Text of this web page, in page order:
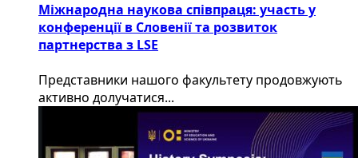
Міжнародна наукова співпраця: участь у
конференції в Словенії та розвиток
партнерства з LSE
​Представники нашого факультету продовжують
активно долучатися...